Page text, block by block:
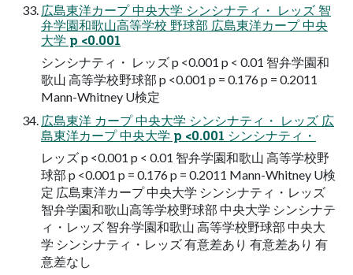
広島東洋カープ 中央大学 シンシナティ・ レッズ 智
弁学園和歌山高等学校 野球部 広島東洋カープ 中央
大学 p <0.001
シンシナティ・ レッズ p <0.001 p < 0.01 智弁学園和
歌山 高等学校野球部 p <0.001 p = 0.176 p = 0.2011
Mann-Whitney U検定
広島東洋 カープ 中央大学 シンシナティ・ レッズ 広
島東洋カープ 中央大学 p <0.001 シンシナティ・
レッズ p <0.001 p < 0.01 智弁学園和歌山 高等学校野
球部 p <0.001 p = 0.176 p = 0.2011 Mann-Whitney U検
定 広島東洋カープ 中央大学 シンシナティ・レッズ
智弁学園和歌山高等学校野球部 中央大学 シンシナテ
ィ・レッズ 智弁学園和歌山 高等学校野球部 中央大
学 シンシナティ・レッズ 有意差あり 有意差あり 有
意差なし